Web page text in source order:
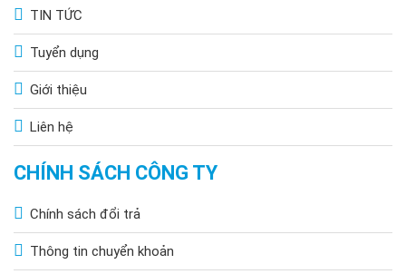
TIN TỨC
Tuyển dụng
Giới thiệu
Liên hệ
CHÍNH SÁCH CÔNG TY
Chính sách đổi trả
Thông tin chuyển khoản